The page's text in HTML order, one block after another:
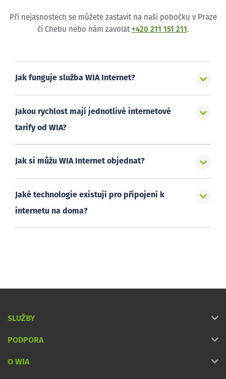
Při nejasnostech se můžete zastavit na naši pobočku v Praze
či Chebu nebo nám zavolat +420 211 151 211 .
Jak funguje služba WIA Internet?
Jakou rychlost mají jednotlivé internetové
tarify od WIA?
Jak si můžu WIA Internet objednat?
Jaké technologie existují pro připojení k
internetu na doma?
SLUŽBY
PODPORA
O WIA